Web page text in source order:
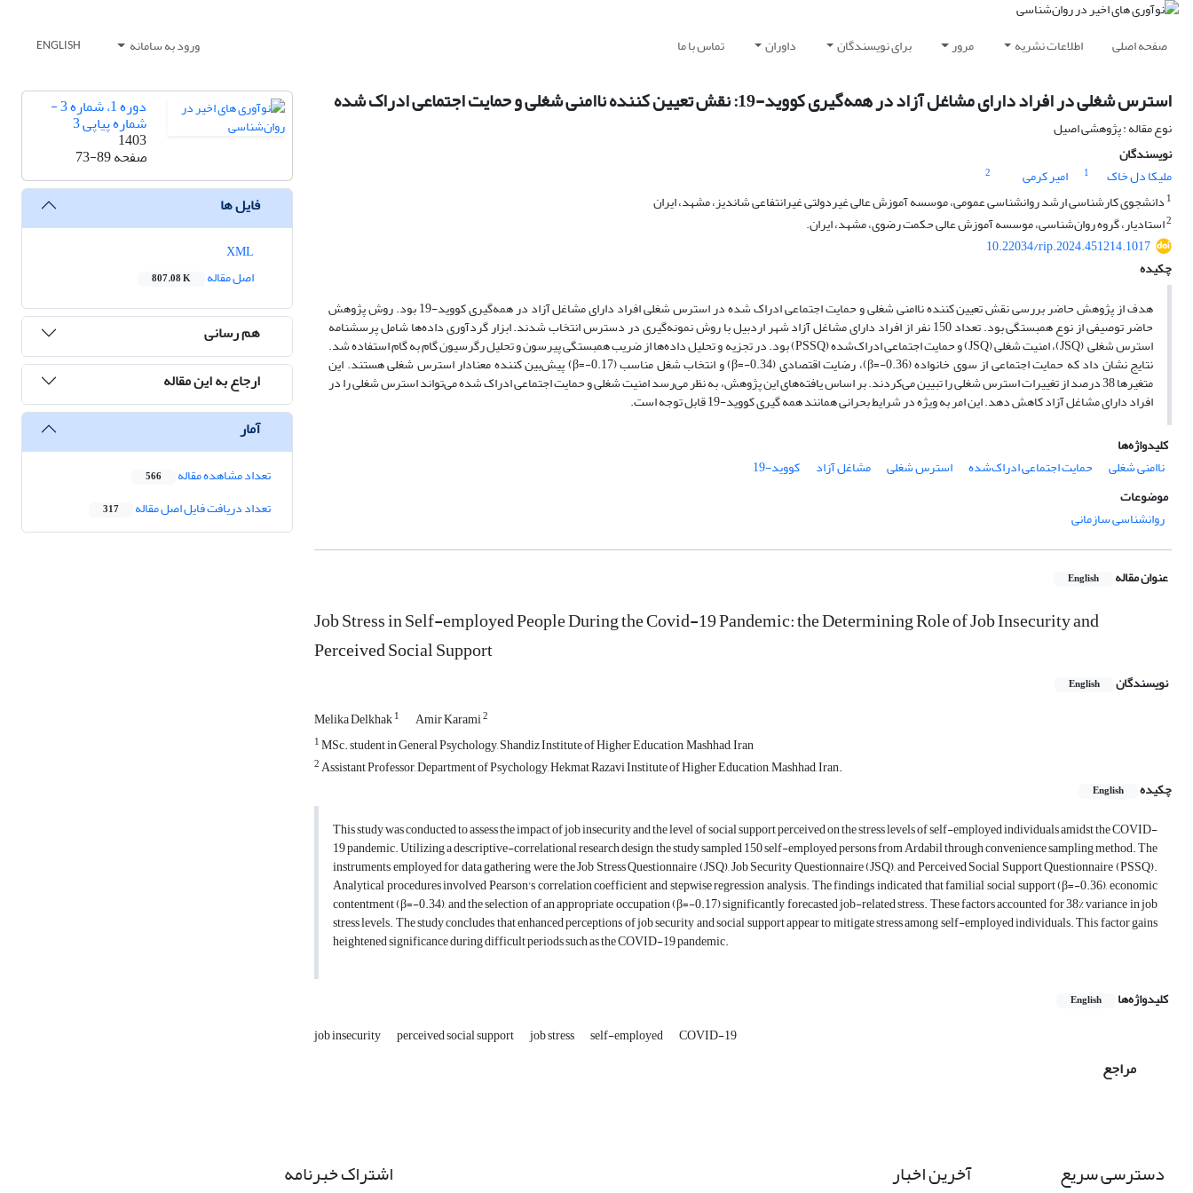
صفحه اصلی اطلاعات نشریه مرور برای نویسندگان داوران تماس با ما ورود به سامانه ENGLISH
استرس شغلی در افراد دارای مشاغل آزاد در همه‌گیری کووید-19: نقش تعیین کننده ناامنی شغلی و حمایت اجتماعی ادراک شده
نوع مقاله : پژوهشی اصیل
نویسندگان
ملیکا دل خاک
1 امیر کرمی
2
1 دانشجوی کارشناسی ارشد روانشناسی عمومی، موسسه آموزش عالی غیردولتی غیرانتفاعی شاندیز، مشهد، ایران
2استادیار، گروه روان‌شناسی، موسسه آموزش عالی حکمت رضوی، مشهد، ایران.
10.22034/rip.2024.451214.1017
چکیده
هدف از پژوهش حاضر بررسی نقش تعیین کننده ناامنی شغلی و حمایت اجتماعی ادراک شده در استرس شغلی افراد دارای مشاغل آزاد در همه‌گیری کووید-19 بود. روش پژوهش
حاضر توصیفی از نوع همبستگی بود. تعداد 150 نفر از افراد دارای مشاغل آزاد شهر اردبیل با روش نمونه‌گیری در دسترس انتخاب شدند. ابزار گردآوری داده‌ها شامل پرسشنامه
استرس شغلی (JSQ)، امنیت شغلی (JSQ) و حمایت اجتماعی ادراک‌شده (PSSQ) بود. در تجزیه و تحلیل داده‌ها از ضریب همبستگی پیرسون و تحلیل رگرسیون گام به گام استفاده شد.
نتایج نشان داد که حمایت اجتماعی از سوی خانواده (0.36-=β)، رضایت اقتصادی (0.34-=β) و انتخاب شغل مناسب (0.17-=β) پیش‌بین کننده معنادار استرس شغلی هستند. این
متغیرها 38 درصد از تغییرات استرس شغلی را تبیین می‌کردند. بر اساس یافته‌های این پژوهش، به نظر می‌رسد امنیت شغلی و حمایت اجتماعی ادراک شده می‌تواند استرس شغلی را در
افراد دارای مشاغل آزاد کاهش دهد. این امر به ویژه در شرایط بحرانی همانند همه گیری کووید-19 قابل توجه است.
کلیدواژه‌ها
ناامنی شغلی
حمایت اجتماعی ادراک‌شده استرس شغلی مشاغل آزاد
کووید-19
موضوعات
روانشناسی سازمانی
عنوان مقاله English
Job Stress in Self-employed People During the Covid-19 Pandemic: the Determining Role of Job Insecurity and
Perceived Social Support
نویسندگان English
Melika Delkhak1 Amir Karami2
1MSc. student in General Psychology, Shandiz Institute of Higher Education, Mashhad, Iran
2Assistant Professor, Department of Psychology, Hekmat Razavi Institute of Higher Education, Mashhad, Iran.
چکیده
English
This study was conducted to assess the impact of job insecurity and the level of social support perceived on the stress levels of self-employed individuals amidst the COVID-
19 pandemic. Utilizing a descriptive-correlational research design, the study sampled 150 self-employed persons from Ardabil through convenience sampling method. The
instruments employed for data gathering were the Job Stress Questionnaire (JSQ), Job Security Questionnaire (JSQ), and Perceived Social Support Questionnaire (PSSQ).
Analytical procedures involved Pearson's correlation coefficient and stepwise regression analysis. The findings indicated that familial social support (β=-0.36), economic
contentment (β=-0.34), and the selection of an appropriate occupation (β=-0.17) significantly forecasted job-related stress. These factors accounted for 38% variance in job
stress levels. The study concludes that enhanced perceptions of job security and social support appear to mitigate stress among self-employed individuals. This factor gains
heightened significance during difficult periods such as the COVID-19 pandemic.
کلیدواژه‌ها English
job insecurity perceived social support job stress self-employed COVID-19
مراجع
دوره 1، شماره 3 -
شماره پیاپی 3
1403
صفحه73-89
فایل ها
اصل مقاله
807.08 K
هم رسانی
ارجاع به این مقاله
آمار
تعداد مشاهده مقاله 566
تعداد دریافت فایل اصل مقاله 317
دسترسی سریع آخرین اخبار اشتراک خبرنامه